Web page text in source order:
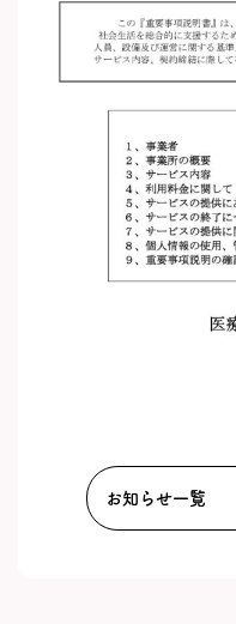
お知らせ一覧